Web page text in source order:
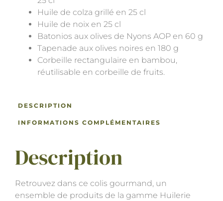
Huile de colza grillé en 25 cl
Huile de noix en 25 cl
Batonios aux olives de Nyons AOP en 60 g
Tapenade aux olives noires en 180 g
Corbeille rectangulaire en bambou,
réutilisable en corbeille de fruits.
DESCRIPTION
INFORMATIONS COMPLÉMENTAIRES
Description
Retrouvez dans ce colis gourmand, un
ensemble de produits de la gamme Huilerie